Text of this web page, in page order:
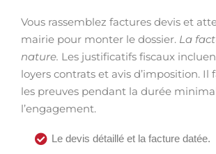
Vous rassemblez factures devis et
mairie pour monter le dossier. La
nature. Les justificatifs fiscaux
loyers contrats et avis d’imposition. Il
les preuves pendant la durée
l’engagement.
Le devis détaillé et la facture datée.